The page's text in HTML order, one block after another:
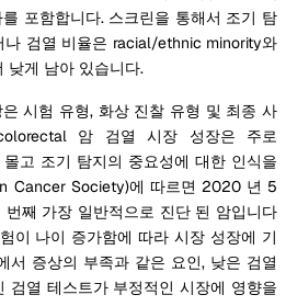
포함합니다. 스크린을 통해서 조기 탐
나 검열 비율은 racial/ethnic minority와
낮게 남아 있습니다.
시험 유형, 화상 진찰 유형 및 최종 사
암 검열 시장 성장은 주로
고 조기 탐지의 중요성에 대한 인식을
Cancer Society)에 따르면 2020 년 5
째 가장 일반적으로 진단 된 암입니다
이 나이 증가함에 따라 시장 성장에 기
서 증상의 부족과 같은 요인, 낮은 검열
검열 테스트가 부정적인 시장에 영향을